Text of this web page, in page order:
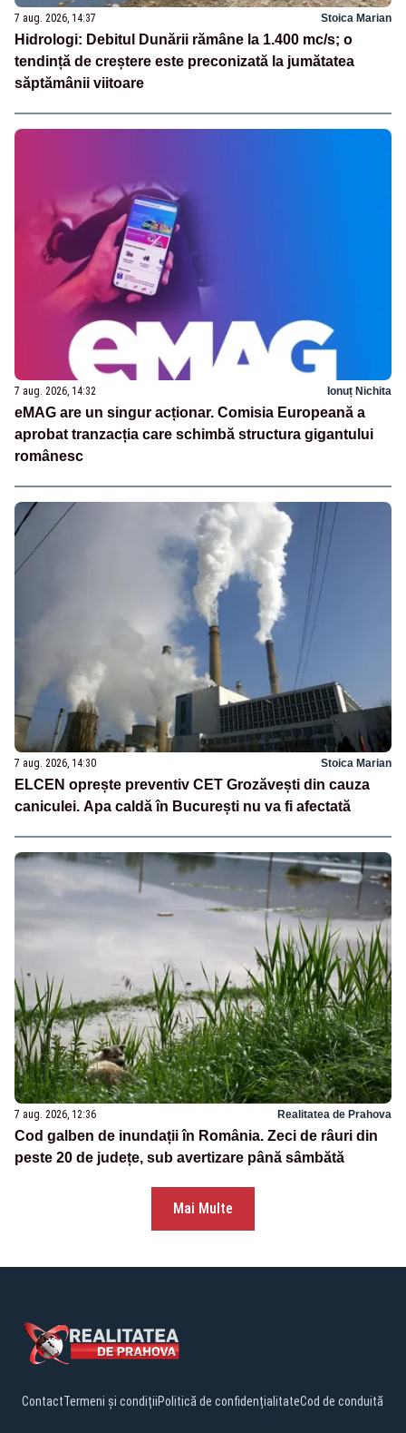
7 aug. 2026, 14:37 Stoica Marian
Hidrologi: Debitul Dunării rămâne la 1.400 mc/s; o
tendință de creștere este preconizată la jumătatea
săptămânii viitoare
7 aug. 2026, 14:32 Ionuț Nichita
eMAG are un singur acționar. Comisia Europeană a
aprobat tranzacția care schimbă structura gigantului
românesc
7 aug. 2026, 14:30 Stoica Marian
ELCEN oprește preventiv CET Grozăvești din cauza
caniculei. Apa caldă în București nu va fi afectată
7 aug. 2026, 12:36 Realitatea de Prahova
Cod galben de inundații în România. Zeci de râuri din
peste 20 de județe, sub avertizare până sâmbătă
Mai Multe
ContactTermeni și condițiiPolitică de confidențialitateCod de conduită